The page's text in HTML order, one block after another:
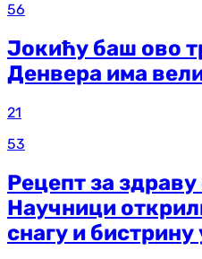
56
Јокићу баш ово
Денвера има
21
53
Рецепт за здраву
Научници
снагу и бистрину